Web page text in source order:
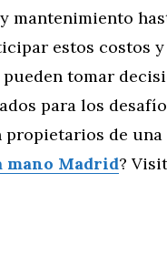
mantenimiento
estos costos
tomar
para los
de una
mano Madrid?